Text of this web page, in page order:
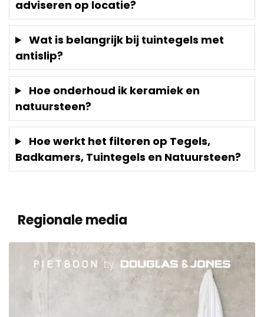
adviseren op locatie?
Wat is belangrijk bij tuintegels met
antislip?
Hoe onderhoud ik keramiek en
natuursteen?
Hoe werkt het filteren op Tegels,
Badkamers, Tuintegels en Natuursteen?
Regionale media